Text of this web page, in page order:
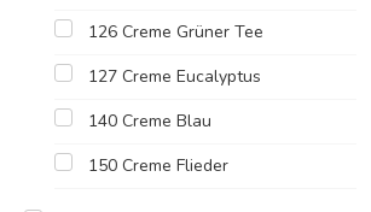
126 Creme Grüner Tee
127 Creme Eucalyptus
140 Creme Blau
150 Creme Flieder